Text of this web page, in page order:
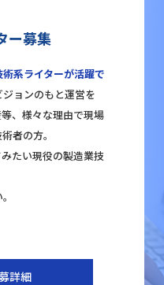
ー募集
術系ライターが活躍で
ジョンのもと運営を
、様々な理由で現場
者の方。
たい現役の製造業技
詳細